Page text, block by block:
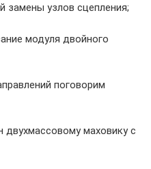
замены узлов сцепления;
модуля двойного
поговорим
двухмассовому маховику с